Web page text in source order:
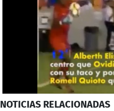
seconds
NOTICIAS RELACIONADAS